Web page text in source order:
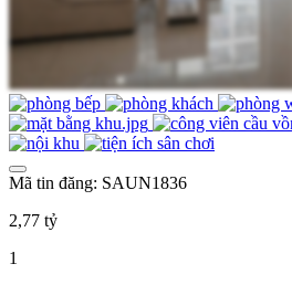
Mã tin đăng: SAUN1836
2,77 tỷ
1